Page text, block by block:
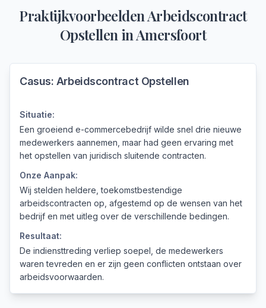
PraktijkvoorbeeldenArbeidscontract
Opstellen inAmersfoort
Casus: Arbeidscontract Opstellen
Situatie:
Een groeiend e-commercebedrijf wilde snel drie nieuwe
medewerkers aannemen, maar had geen ervaring met
het opstellen van juridisch sluitende contracten.
Onze Aanpak:
Wij stelden heldere, toekomstbestendige
arbeidscontracten op, afgestemd op de wensen van het
bedrijf en met uitleg over de verschillende bedingen.
Resultaat:
De indiensttreding verliep soepel, de medewerkers
waren tevreden en er zijn geen conflicten ontstaan over
arbeidsvoorwaarden.